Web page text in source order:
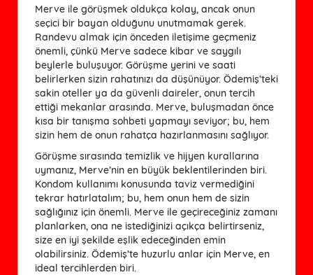
Merve ile görüşmek oldukça kolay, ancak onun
seçici bir bayan olduğunu unutmamak gerek.
Randevu almak için önceden iletişime geçmeniz
önemli, çünkü Merve sadece kibar ve saygılı
beylerle buluşuyor. Görüşme yerini ve saati
belirlerken sizin rahatınızı da düşünüyor. Ödemiş’teki
sakin oteller ya da güvenli daireler, onun tercih
ettiği mekanlar arasında. Merve, buluşmadan önce
kısa bir tanışma sohbeti yapmayı seviyor; bu, hem
sizin hem de onun rahatça hazırlanmasını sağlıyor.
Görüşme sırasında temizlik ve hijyen kurallarına
uymanız, Merve’nin en büyük beklentilerinden biri.
Kondom kullanımı konusunda taviz vermediğini
tekrar hatırlatalım; bu, hem onun hem de sizin
sağlığınız için önemli. Merve ile geçireceğiniz zamanı
planlarken, ona ne istediğinizi açıkça belirtirseniz,
size en iyi şekilde eşlik edeceğinden emin
olabilirsiniz. Ödemiş’te huzurlu anlar için Merve, en
ideal tercihlerden biri.